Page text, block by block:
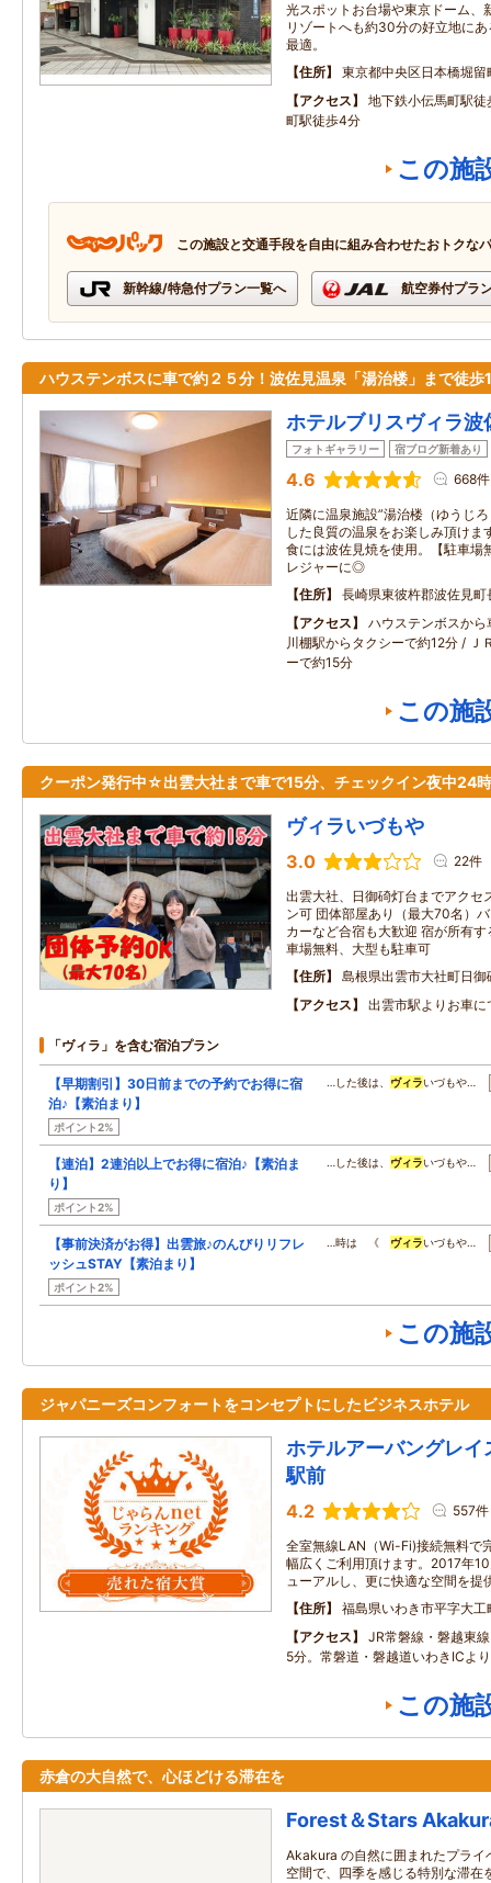
光スポットお台場や東京ドーム、
リゾートへも約30分の好立地に
最適。
住所
東京都中央区日本橋堀
アクセス
地下鉄小伝馬町駅
町駅徒歩4分
この施
この施設と交通手段を自由に組み合わせたおトクな
新幹線/特急付プラン一覧へ 航空券付プラ
ハウステンボスに車で約２５分！波佐見温泉「湯治楼」まで徒歩
ホテルブリスヴィラ波
フォトギャラリー 宿ブログ新着あり
4.6 668件
近隣に温泉施設”湯治楼（ゆうじ
した良質の温泉をお楽しみ頂け
食には波佐見焼を使用。【駐車場
レジャーに◎
住所
長崎県東彼杵郡波佐見
アクセス
ハウステンボスか
川棚駅からタクシーで約12分 / Ｊ
ーで約15分
この施
クーポン発行中☆出雲大社まで車で15分、チェックイン夜中24
ヴィラいづもや
3.0 22件
出雲大社、日御碕灯台までアクセ
ン可 団体部屋あり（最大70名）
カーなど合宿も大歓迎 宿が所有
車場無料、大型も駐車可
住所
島根県出雲市大社町日御
アクセス
出雲市駅よりお車
「ヴィラ」を含む宿泊プラン
【早期割引】30日前までの予約でお得に宿
泊♪【素泊まり】
ポイント2%
…した後は、 ヴィラいづもや…
【連泊】2連泊以上でお得に宿泊♪【素泊ま
り】
ポイント2%
…した後は、 ヴィラいづもや…
【事前決済がお得】出雲旅♪のんびりリフレ
ッシュSTAY【素泊まり】
ポイント2%
…時は 《 ヴィラいづもや…
この施
ジャパニーズコンフォートをコンセプトにしたビジネスホテル
ホテルアーバングレ
駅前
4.2 557件
全室無線LAN（Wi-Fi)接続無料で
幅広くご利用頂けます。2017年
ューアルし、更に快適な空間を提
住所
福島県いわき市平字大
アクセス
JR常磐線・磐越東
5分。常磐道・磐越道いわきICよ
この施
赤倉の大自然で、心ほどける滞在を
Forest＆Stars
Akakura の自然に囲まれたプライ
空間で、四季を感じる特別な滞在